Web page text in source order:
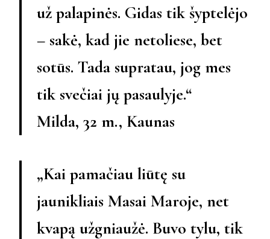
už palapinės. Gidas tik šyptelėjo
– sakė, kad jie netoliese, bet
sotūs. Tada supratau, jog mes
tik svečiai jų pasaulyje.“
Milda, 32 m., Kaunas
„Kai pamačiau liūtę su
jaunikliais Masai Maroje, net
kvapą užgniaužė. Buvo tylu, tik